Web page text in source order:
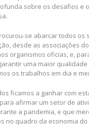
sobre os desafios e
se abarcar todos os
desde as associações
organismos oficias, e,
uma maior qualidade
os trabalhos em dia e
ficamos a ganhar com
afirmar um setor de
a pandemia, e que
no quadro da economia do